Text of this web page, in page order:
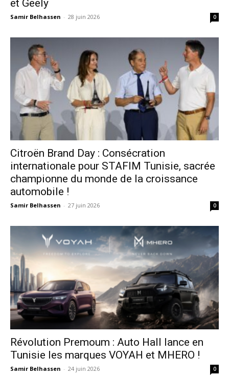
et Geely
Samir Belhassen - 28 juin 2026 0
Citroën Brand Day : Consécration
internationale pour STAFIM Tunisie, sacrée
championne du monde de la croissance
automobile !
Samir Belhassen - 27 juin 2026 0
Révolution Premoum : Auto Hall lance en
Tunisie les marques VOYAH et MHERO !
Samir Belhassen - 24 juin 2026 0